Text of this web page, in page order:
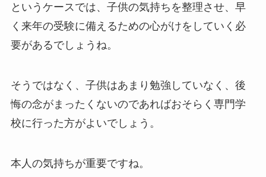
というケースでは、子供の気持ちを整理させ、早
く来年の受験に備えるための心がけをしていく必
要があるでしょうね。
そうではなく、子供はあまり勉強していなく、後
悔の念がまったくないのであればおそらく専門学
校に行った方がよいでしょう。
本人の気持ちが重要ですね。